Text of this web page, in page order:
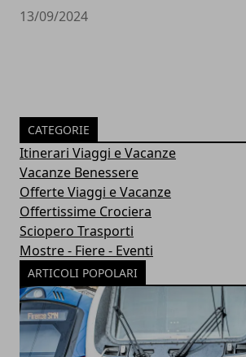
13/09/2024
CATEGORIE
Itinerari Viaggi e Vacanze
Vacanze Benessere
Offerte Viaggi e Vacanze
Offertissime Crociera
Sciopero Trasporti
Mostre - Fiere - Eventi
ARTICOLI POPOLARI